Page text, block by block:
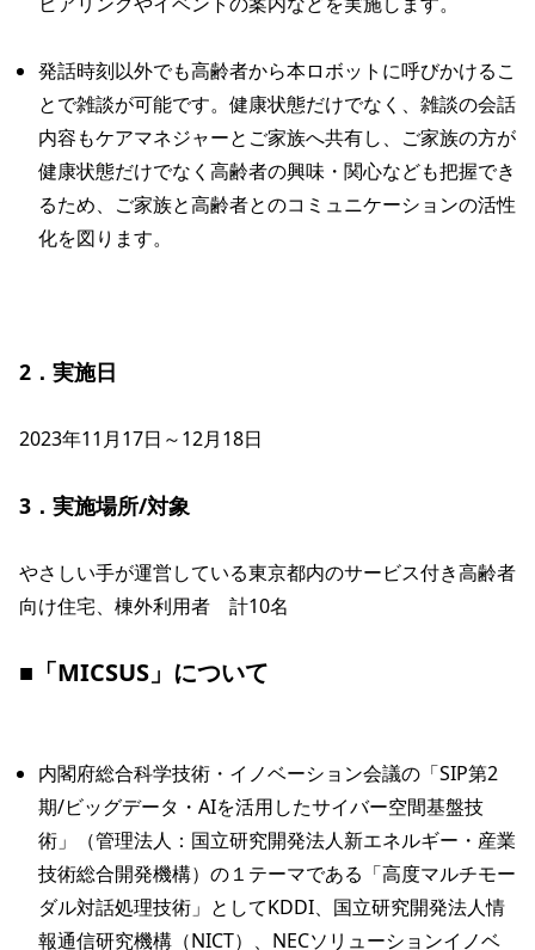
発話時刻以外でも高齢者から本ロボットに呼びかけるこ
とで雑談が可能です。健康状態だけでなく、雑談の会話
内容もケアマネジャーとご家族へ共有し、ご家族の方が
健康状態だけでなく高齢者の興味・関心なども把握でき
るため、ご家族と高齢者とのコミュニケーションの活性
化を図ります。
2．実施日
2023年11月17日～12月18日
3．実施場所/対象
やさしい手が運営している東京都内のサービス付き高齢者
向け住宅、棟外利用者　計10名
■「MICSUS」について
内閣府総合科学技術・イノベーション会議の「SIP第2
期/ビッグデータ・AIを活用したサイバー空間基盤技
術」（管理法人：国立研究開発法人新エネルギー・産業
技術総合開発機構）の１テーマである「高度マルチモー
ダル対話処理技術」としてKDDI、国立研究開発法人情
報通信研究機構（NICT）、NECソリューションイノベ